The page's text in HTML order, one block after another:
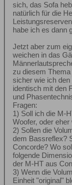
sich, das Sofa
natürlich für die
habe ich es dann
Jetzt aber zum
weichen in das
zu diesem
sicher wie ich
identisch mit den
und
Fragen:
1) Soll ich die M-
Woofer, oder
2) Sollen die
dem Bassreflex?
Concorde? Wo
folgende
der M-HT aus
3) Wenn die
Einheit "original"